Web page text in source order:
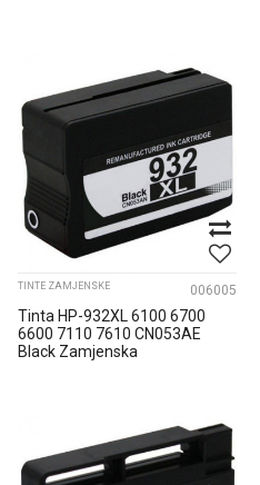
TINTE ZAMJENSKE 006005
Tinta HP-932XL 6100 6700
6600 7110 7610 CN053AE
Black Zamjenska